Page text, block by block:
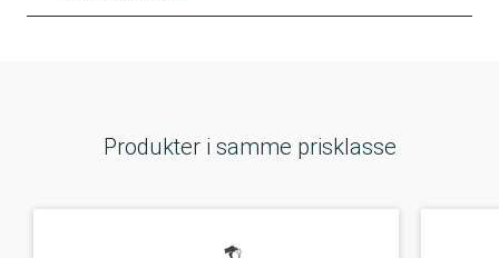
Produkter i samme prisklasse